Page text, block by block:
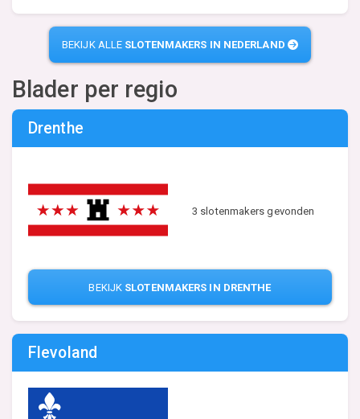
BEKIJK ALLE SLOTENMAKERS IN NEDERLAND
Blader per regio
Drenthe
3 slotenmakers gevonden
BEKIJK SLOTENMAKERS IN DRENTHE
Flevoland